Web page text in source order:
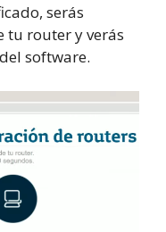
serás
router y verás
software.